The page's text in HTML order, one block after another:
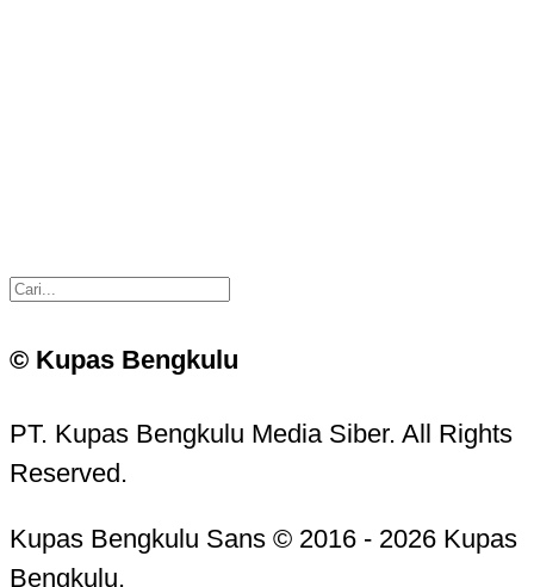
© Kupas Bengkulu
PT. Kupas Bengkulu Media Siber. All Rights
Reserved.
Kupas Bengkulu Sans © 2016 - 2026 Kupas
Bengkulu.